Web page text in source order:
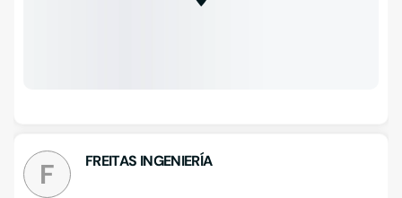
F FREITAS INGENIERÍA